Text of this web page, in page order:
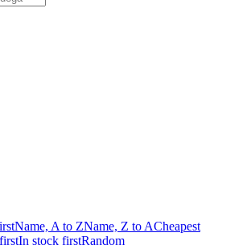
Name, A to ZName, Z to ACheapest
In stock firstRandom